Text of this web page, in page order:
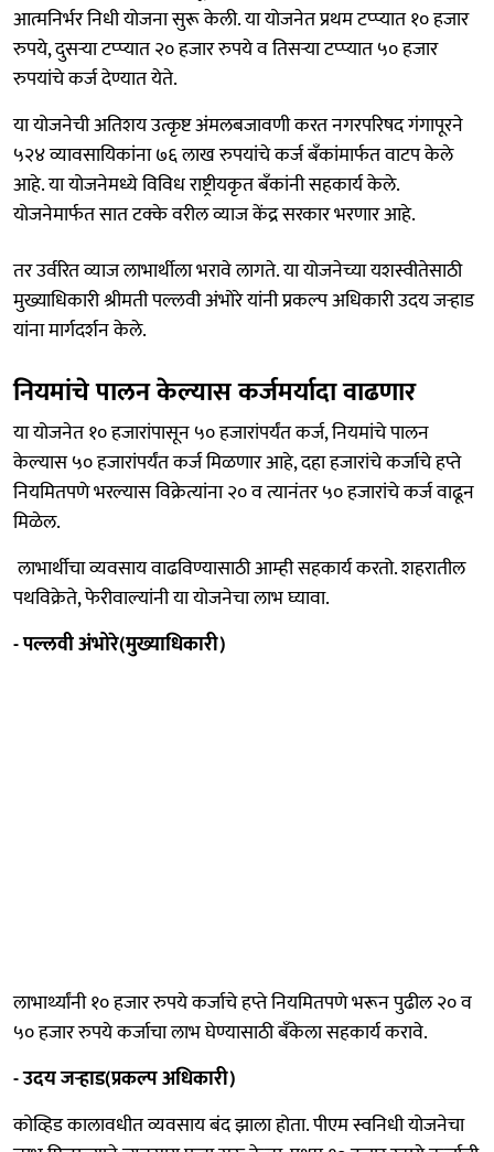
आत्मनिर्भर निधी योजना सुरू केली. या योजनेत प्रथम टप्प्यात १० हजार
रुपये, दुसऱ्या टप्प्यात २० हजार रुपये व तिसऱ्या टप्प्यात ५० हजार
रुपयांचे कर्ज देण्यात येते.
या योजनेची अतिशय उत्कृष्ट अंमलबजावणी करत नगरपरिषद गंगापूरने
५२४ व्यावसायिकांना ७६ लाख रुपयांचे कर्ज बँकांमार्फत वाटप केले
आहे. या योजनेमध्ये विविध राष्ट्रीयकृत बँकांनी सहकार्य केले.
योजनेमार्फत सात टक्के वरील व्याज केंद्र सरकार भरणार आहे.
तर उर्वरित व्याज लाभार्थीला भरावे लागते. या योजनेच्या यशस्वीतेसाठी
मुख्याधिकारी श्रीमती पल्लवी अंभोरे यांनी प्रकल्प अधिकारी उदय जऱ्हाड
यांना मार्गदर्शन केले.
नियमांचे पालन केल्यास कर्जमर्यादा वाढणार
या योजनेत १० हजारांपासून ५० हजारांपर्यंत कर्ज, नियमांचे पालन
केल्यास ५० हजारांपर्यंत कर्ज मिळणार आहे, दहा हजारांचे कर्जाचे हप्ते
नियमितपणे भरल्यास विक्रेत्यांना २० व त्यानंतर ५० हजारांचे कर्ज वाढून
मिळेल.
लाभार्थीचा व्यवसाय वाढविण्यासाठी आम्ही सहकार्य करतो. शहरातील
पथविक्रेते, फेरीवाल्यांनी या योजनेचा लाभ घ्यावा.
- पल्लवी अंभोरे(मुख्याधिकारी)
लाभार्थ्यांनी १० हजार रुपये कर्जाचे हप्ते नियमितपणे भरून पुढील २० व
५० हजार रुपये कर्जाचा लाभ घेण्यासाठी बँकेला सहकार्य करावे.
- उदय जऱ्हाड(प्रकल्प अधिकारी)
कोव्हिड कालावधीत व्यवसाय बंद झाला होता. पीएम स्वनिधी योजनेचा